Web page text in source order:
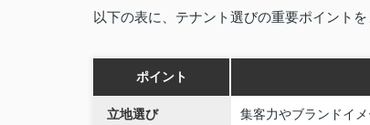
以下の表に、テナント選びの重要ポイントを
ポイント
立地選び 集客力やブランドイ